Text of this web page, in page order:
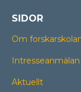
SIDOR
Om
Intresseanmälan
Aktuellt